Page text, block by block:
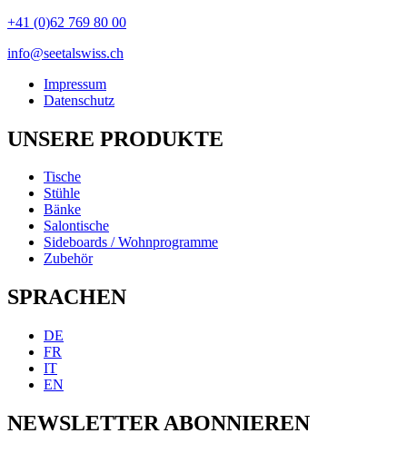
+41 (0)62 769 80 00
info@seetalswiss.ch
Impressum
Datenschutz
UNSERE PRODUKTE
Tische
Stühle
Bänke
Salontische
Sideboards / Wohnprogramme
Zubehör
SPRACHEN
DE
FR
IT
EN
NEWSLETTER ABONNIEREN